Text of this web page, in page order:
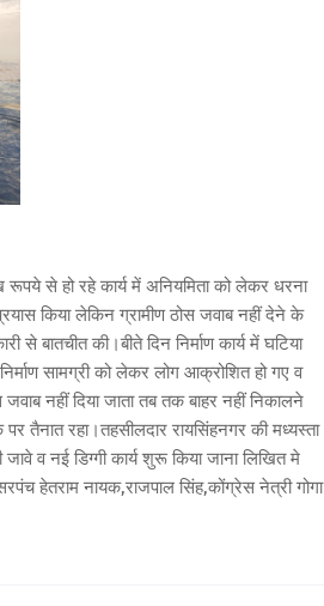
से हो रहे कार्य में अनियमिता को लेकर धरना
किया लेकिन ग्रामीण ठोस जवाब नहीं देने के
बातचीत की।बीते दिन निर्माण कार्य में घटिया
सामग्री को लेकर लोग आक्रोशित हो गए व
नहीं दिया जाता तब तक बाहर नहीं निकालने
तैनात रहा।तहसीलदार रायसिंहनगर की मध्यस्ता
व नई डिग्गी कार्य शुरू किया जाना लिखित मे
हेतराम नायक,राजपाल सिंह,कोंग्रेस नेत्री गोगा